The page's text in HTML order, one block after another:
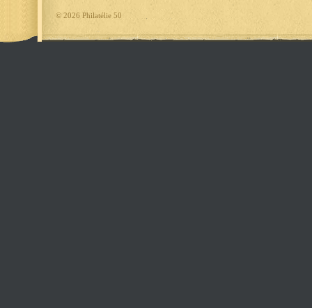
© 2026 Philatélie 50